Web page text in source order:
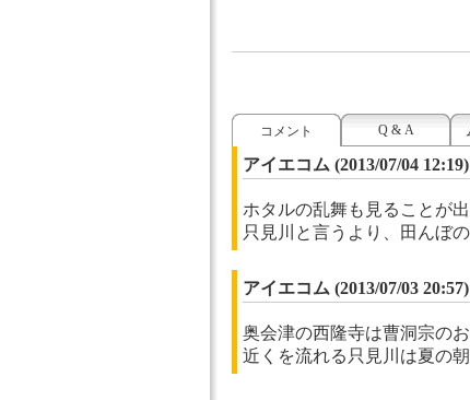
コメント Q & A
アイエコム (2013/07/04 12:19)
ホタルの乱舞も見ることが出
只見川と言うより、田んぼの
アイエコム (2013/07/03 20:57)
奥会津の西隆寺は曹洞宗のお
近くを流れる只見川は夏の